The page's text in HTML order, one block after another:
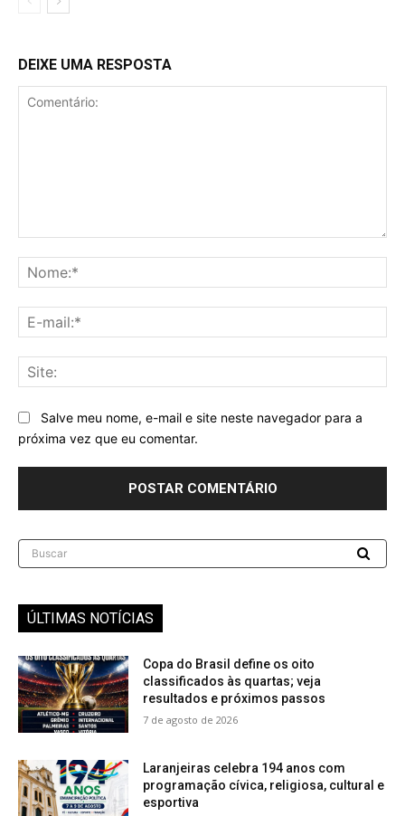
DEIXE UMA RESPOSTA
Salve meu nome, e-mail e site neste navegador para a
próxima vez que eu comentar.
Buscar
ÚLTIMAS NOTÍCIAS
Copa do Brasil define os oito
classificados às quartas; veja
resultados e próximos passos
7 de agosto de 2026
Laranjeiras celebra 194 anos com
programação cívica, religiosa, cultural e
esportiva